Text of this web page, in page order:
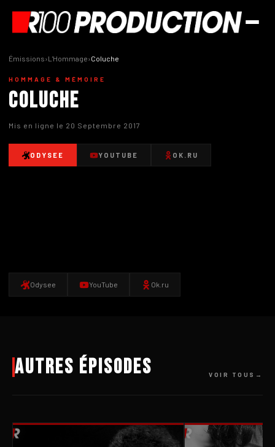
Émissions›L'Hommage›Coluche
HOMMAGE & MÉMOIRE
Coluche
Mis en ligne le 20 Septembre 2017
ODYSEE YOUTUBE OK.RU
Odysee YouTube Ok.ru
Autres épisodes VOIR TOUS